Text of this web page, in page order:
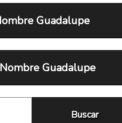
Guadalupe
Guadalupe